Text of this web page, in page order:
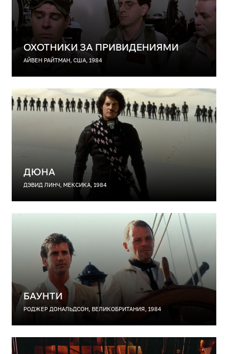
ОХОТНИКИ ЗА ПРИВИДЕНИЯМИ
АЙВЕН РАЙТМАН, США, 1984
ДЮНА
ДЭВИД ЛИНЧ, МЕКСИКА, 1984
БАУНТИ
РОДЖЕР ДОНАЛЬДСОН, ВЕЛИКОБРИТАНИЯ, 1984